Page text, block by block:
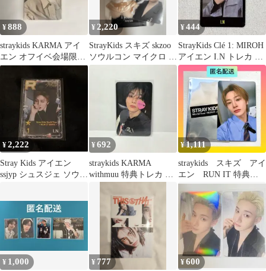
¥888
straykids KARMA アイ
エン オフイベ会場限定
フォトカード
¥2,220
StrayKids スキズ skzoo
ソウルコン マイクロ パ
ピーム トレカ
¥444
StrayKids Clé 1: MIROH
アイエン I.N トレカ 黒
枠
¥2,222
Stray Kids アイエン
ssjyp シュスジェ ソウル
¥692
straykids KARMA
withmuu 特典トレカ ア
¥1,111
straykids スキズ アイ
エン RUN IT 特典ト
レカ
¥ 1,000 ¥ 777 ¥600